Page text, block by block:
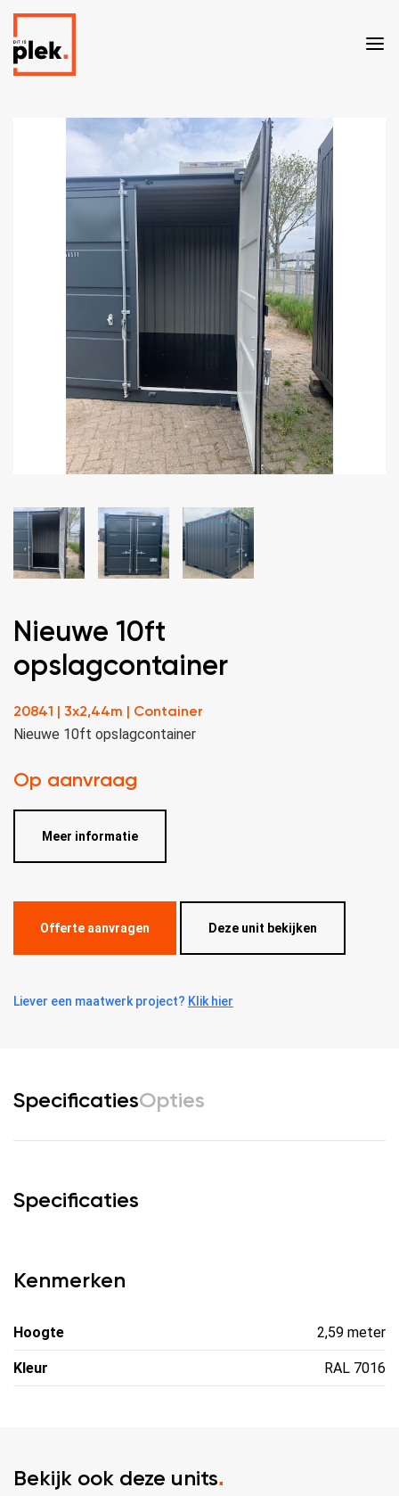
Nieuwe 10ft
opslagcontainer
20841 | 3x2,44m | Container
Nieuwe 10ft opslagcontainer
Op aanvraag
Meer informatie
Offerte aanvragen Deze unit bekijken
Liever een maatwerk project? Klik hier
SpecificatiesOpties
Specificaties
Kenmerken
Hoogte 2,59 meter
Kleur RAL 7016
Bekijk ook deze units.